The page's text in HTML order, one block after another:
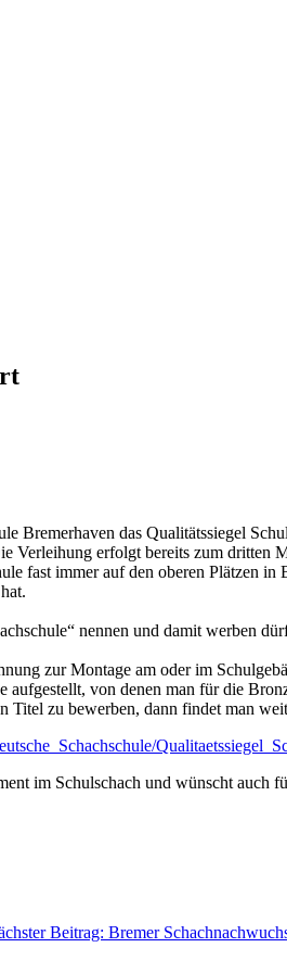
Bremerhaven das Qualitätssiegel
Verleihung erfolgt bereits zum
fast immer auf den oberen Plätzen
nennen und damit werben
zur Montage am oder im
von denen man für die
Titel zu bewerben, dann findet man
im Schulschach und wünscht
Beitrag: Bremer